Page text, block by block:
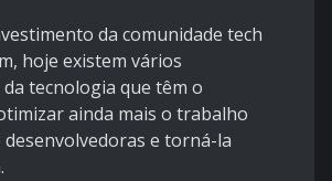
da comunidade tech
hoje existem vários
tecnologia que têm o
ainda mais o trabalho
desenvolvedoras e torná-la